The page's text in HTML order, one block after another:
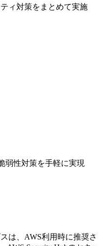
ィ対策をまとめて実施
弱性対策を手軽に実現
は、AWS利用時に推奨さ